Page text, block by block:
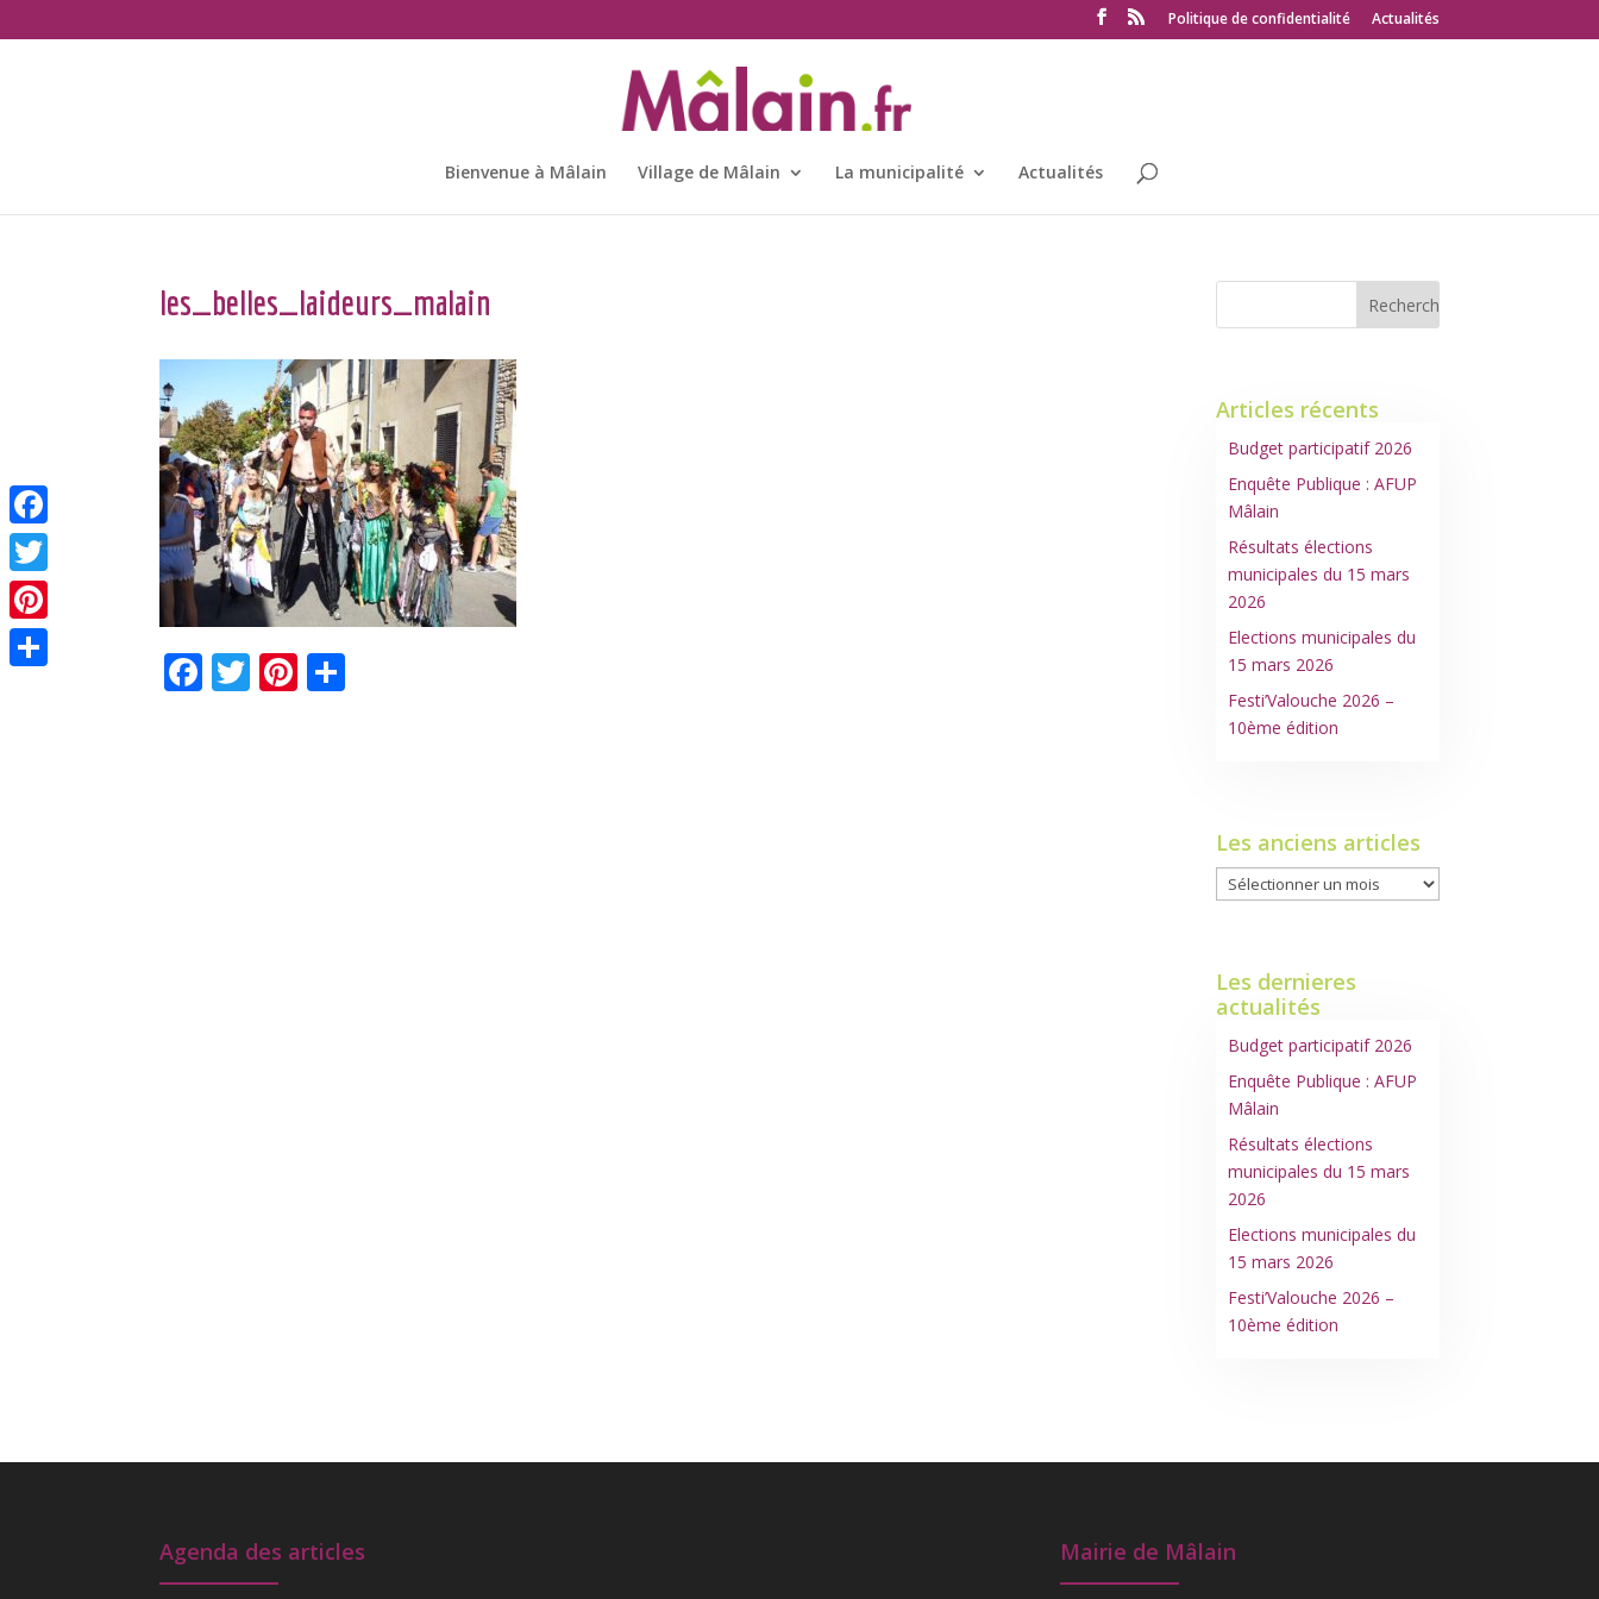
Politique de confidentialité Actualités
Bienvenue à Mâlain Village de Mâlain La municipalité Actualités
les_belles_laideurs_malain
Facebook
TwitterPinterest
Articles récents
Budget participatif 2026
Enquête Publique : AFUP
Mâlain
Résultats élections
municipales du 15 mars
2026
Elections municipales du
15 mars 2026
Festi’Valouche 2026 –
10ème édition
Les anciens articles
Les
anciens
Les dernieres
actualités
Budget participatif 2026
Enquête Publique : AFUP
Mâlain
Résultats élections
municipales du 15 mars
2026
Elections municipales du
15 mars 2026
Festi’Valouche 2026 –
10ème édition
Agenda des articles Mairie de Mâlain
Facebook
Twitter
Pinterest